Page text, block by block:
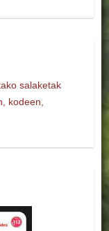
salaketak
kodeen,